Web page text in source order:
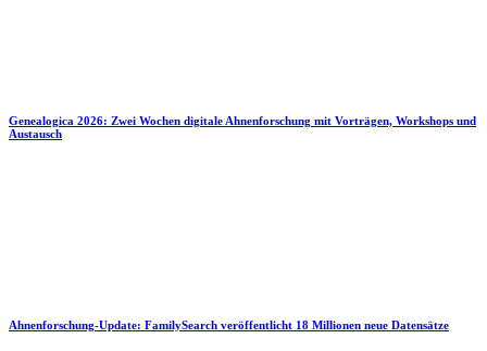
Genealogica 2026: Zwei Wochen digitale Ahnenforschung mit Vorträgen, Workshops und
Austausch
Ahnenforschung-Update: FamilySearch veröffentlicht 18 Millionen neue Datensätze